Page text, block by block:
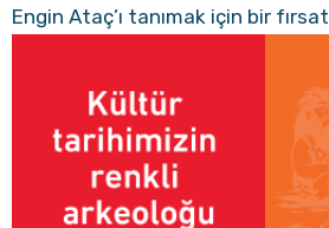
Engin Ataç’ı tanımak için bir fırsat